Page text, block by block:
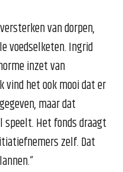
van dorpen,
voedselketen. Ingrid
inzet van
vind het ook mooi dat er
maar dat
speelt. Het fonds draagt
zelf. Dat